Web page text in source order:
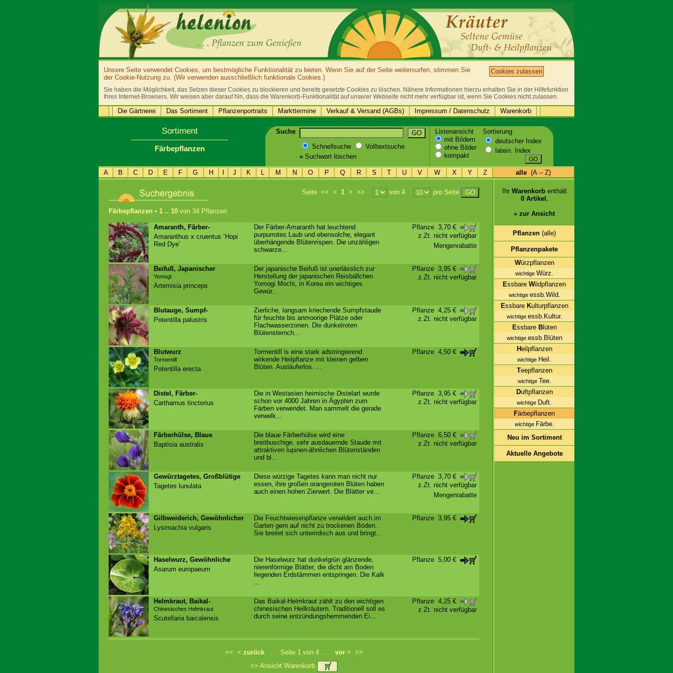
Unsere Seite verwendet Cookies, um bestmögliche Funktionalität zu bieten. Wenn Sie auf der Seite weitersurfen, stimmen Sie
der Cookie-Nutzung zu. (Wir verwenden ausschließlich funktionale Cookies.)
Cookies zulassen
Sie haben die Möglichkeit, das Setzen dieser Cookies zu blockieren und bereits gesetzte Cookies zu löschen. Nähere Informationen hierzu erhalten Sie in der Hilfefunktion
Ihres Internet-Browsers. Wir weisen aber darauf hin, dass die Warenkorb-Funktionalität auf unserer Webseite nicht mehr verfügbar ist, wenn Sie Cookies nicht zulassen.
Die Gärtnerei Das Sortiment Pflanzenportraits Markttermine Verkauf & Versand (AGBs) Impressum / Datenschutz Warenkorb
Sortiment
Färbepflanzen
Suche
GO
Schnellsuche
Volltextsuche
» Suchwort löschen
Listenansicht
mit Bildern
ohne Bilder
kompakt
Sortierung
deutscher Index
latein. Index
GO
A B C D E F G H J K L M N O P Q R S T U V W X Y Z alle (A – Z)
Seite << < 1 > >> von 4 pro Seite GO
Färbepflanzen • 1 .. 10 von 34 Pflanzen
Amaranth, Färber-
Amaranthus x cruentus ‘Hopi
Red Dye’
Der Färber-Amaranth hat leuchtend
purpurrotes Laub und ebensolche, elegant
überhängende Blütenrispen. Die unzähligen
schwarze...
Pflanze 3,70 €
z.Zt. nicht verfügbar
Mengenrabatte
Beifuß, Japanischer
Yomogi
Artemisia princeps
Der japanische Beifuß ist unerlässlich zur
Herstellung der japanischen Reisbällchen
Yomogi Mochi, in Korea ein wichtiges
Gewür...
Pflanze 3,95 €
z.Zt. nicht verfügbar
Blutauge, Sumpf-
Potentilla palustris
Zierliche, langsam kriechende Sumpfstaude
für feuchte bis anmoorige Plätze oder
Flachwasserzonen. Die dunkelroten
Blütensternch...
Pflanze 4,25 €
z.Zt. nicht verfügbar
Blutwurz
Tormentill
Potentilla erecta
Tormentill is eine stark adstringierend
wirkende Heilpflanze mit kleinen gelben
Blüten. Ausläuferlos. ...
Pflanze 4,50 €
Distel, Färber-
Carthamus tinctorius
Die in Westasien heimische Distelart wurde
schon vor 4000 Jahren in Ägypten zum
Färben verwendet. Man sammelt die gerade
verwelk...
Pflanze 3,95 €
z.Zt. nicht verfügbar
Färberhülse, Blaue
Baptisia australis
Die blaue Färberhülse wird eine
breitbuschige, sehr ausdauernde Staude mit
attraktiven lupinen-ähnlichen Blütenständen
und bl...
Pflanze 6,50 €
z.Zt. nicht verfügbar
Gewürztagetes, Großblütige
Tagetes lunulata
Diese würzige Tagetes kann man nicht nur
essen, ihre großen orangeroten Blüten haben
auch einen hohen Zierwert. Die Blätter ve...
Pflanze 3,70 €
z.Zt. nicht verfügbar
Mengenrabatte
Gilbweiderich, Gewöhnlicher
Lysimachia vulgaris
Die Feuchtwiesenpflanze verwildert auch im
Garten gern auf nicht zu trockenen Böden.
Sie breitet sich unterirdisch aus und bringt...
Pflanze 3,95 €
Haselwurz, Gewöhnliche
Asarum europaeum
Die Haselwurz hat dunkelgrün glänzende,
nierenförmige Blätter, die dicht am Boden
liegenden Erdstämmen entspringen. Die Kalk
...
Pflanze 5,00 €
Helmkraut, Baikal-
Chinesisches Helmkraut
Scutellaria baicalensis
Das Baikal-Helmkraut zählt zu den wichtigen
chinesischen Heilkräutern. Traditionell soll es
durch seine entzündungshemmenden Ei...
Pflanze 4,25 €
z.Zt. nicht verfügbar
<< < zurück. . Seite 1 von 4 . . vor> >>
>> Ansicht Warenkorb
Ihr Warenkorbenthält
0 Artikel.
» zur Ansicht
Pflanzen (alle)
Pflanzenpakete
Würzpflanzen
wichtige Würz.
Essbare Wildpflanzen
wichtige essb.Wild.
Essbare Kulturpflanzen
wichtige essb.Kultur.
Essbare Blüten
wichtige essb.Blüten
Heilpflanzen
wichtige Heil.
Teepflanzen
wichtige Tee.
Duftpflanzen
wichtige Duft.
Färbepflanzen
wichtige Färbe.
Neu im Sortiment
Aktuelle Angebote